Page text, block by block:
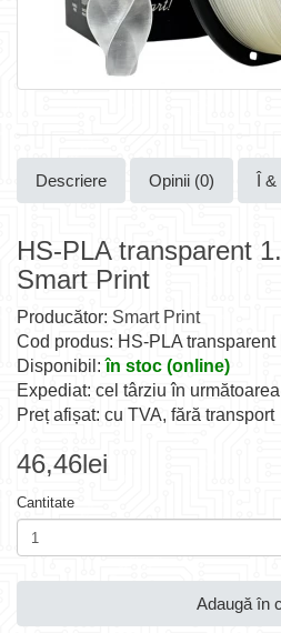
Descriere Opinii (0) Î &
HS-PLA transparent
Smart Print
Producător: Smart Print
Cod produs: HS-PLA transparent
Disponibil:în stoc (online)
Expediat: cel târziu în
Preț afișat: cu TVA, fără transport
46,46lei
Cantitate
Adaugă în